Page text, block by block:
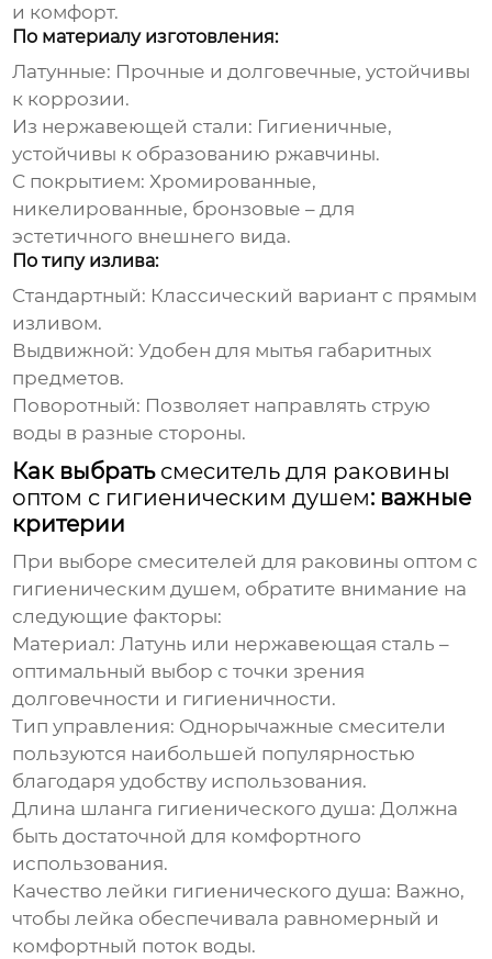
и комфорт.
По материалу изготовления:
Латунные: Прочные и долговечные, устойчивы
к коррозии.
Из нержавеющей стали: Гигиеничные,
устойчивы к образованию ржавчины.
С покрытием: Хромированные,
никелированные, бронзовые – для
эстетичного внешнего вида.
По типу излива:
Стандартный: Классический вариант с прямым
изливом.
Выдвижной: Удобен для мытья габаритных
предметов.
Поворотный: Позволяет направлять струю
воды в разные стороны.
Как выбрать смеситель для раковины
оптом с гигиеническим душем: важные
критерии
При выборе смесителей для раковины оптом с
гигиеническим душем, обратите внимание на
следующие факторы:
Материал: Латунь или нержавеющая сталь –
оптимальный выбор с точки зрения
долговечности и гигиеничности.
Тип управления: Однорычажные смесители
пользуются наибольшей популярностью
благодаря удобству использования.
Длина шланга гигиенического душа: Должна
быть достаточной для комфортного
использования.
Качество лейки гигиенического душа: Важно,
чтобы лейка обеспечивала равномерный и
комфортный поток воды.